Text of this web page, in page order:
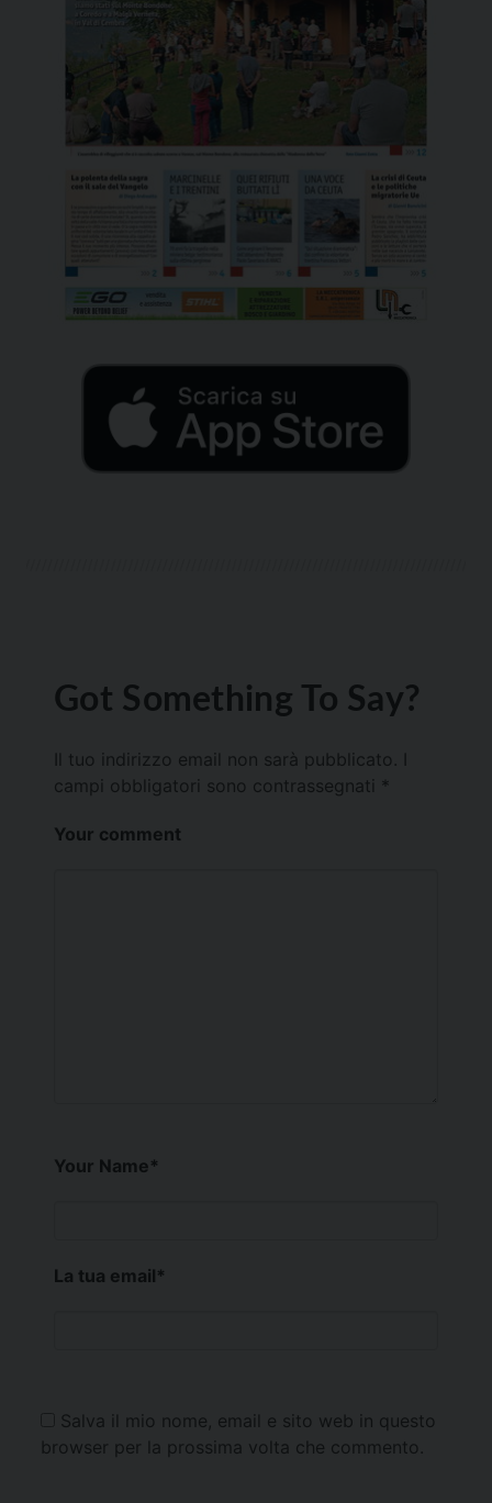
Got Something To Say?
Il tuo indirizzo email non sarà pubblicato.
campi obbligatori sono contrassegnati *
Your comment
Your Name*
La tua email*
Salva il mio nome, email e sito web in questo
browser per la prossima volta che commento.